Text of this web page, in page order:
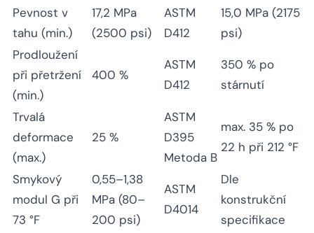
Pevnost v
tahu (min.)
17,2 MPa
(2500 psi)
ASTM
D412
15,0 MPa (2175
psi)
Prodloužení
při přetržení
(min.)
400 %
ASTM
D412
350 % po
stárnutí
Trvalá
deformace
(max.)
25 %
ASTM
D395
Metoda B
max. 35 % po
22 h při 212 °F
Smykový
modul G při
73 °F
0,55–1,38
MPa (80–
200 psi)
ASTM
D4014
Dle
konstrukční
specifikace